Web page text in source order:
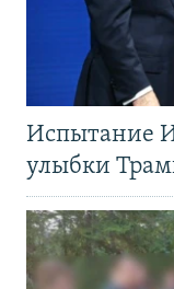
Испытание
улыбки